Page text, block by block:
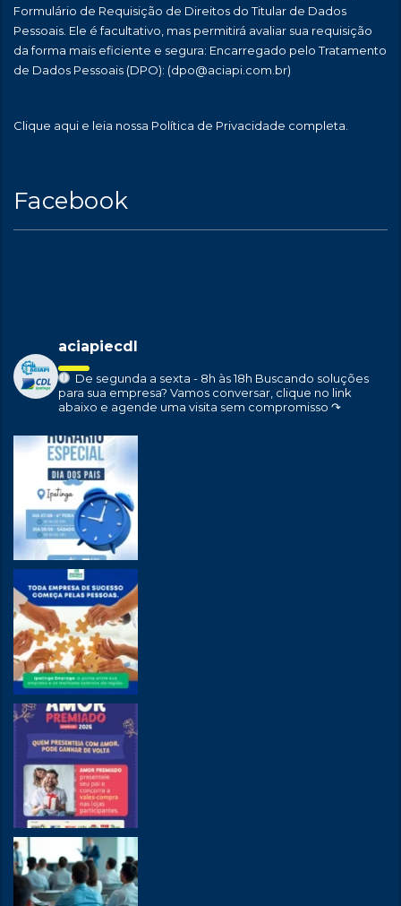
Formulário de Requisição de Direitos do Titular de Dados
Pessoais. Ele é facultativo, mas permitirá avaliar sua requisição
da forma mais eficiente e segura: Encarregado pelo Tratamento
de Dados Pessoais (DPO): (dpo@aciapi.com.br)
Clique aqui e leia nossa Política de Privacidade completa.
Facebook
aciapiecdl
De segunda a sexta - 8h às 18h Buscando soluções
para sua empresa? Vamos conversar, clique no link
abaixo e agende uma visita sem compromisso ↷